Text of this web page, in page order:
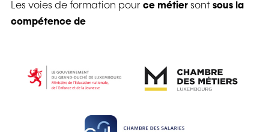
Les voies de formation pour ce métier sont sous la
compétence de